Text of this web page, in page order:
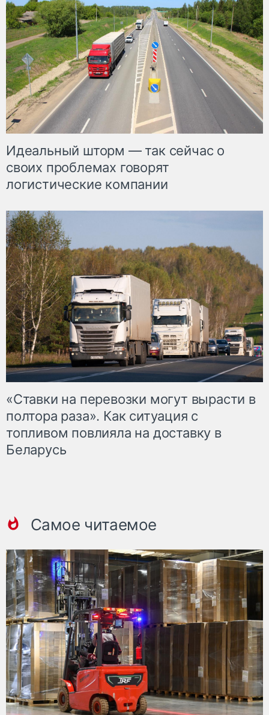
Идеальный шторм — так сейчас о
своих проблемах говорят
логистические компании
«Ставки на перевозки могут вырасти в
полтора раза». Как ситуация с
топливом повлияла на доставку в
Беларусь
Самое читаемое